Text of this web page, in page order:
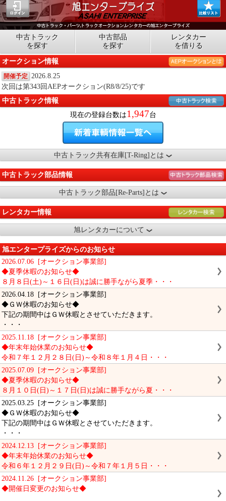
中古トラック
を探す
中古部品
を探す
レンタカー
を借りる
オークション情報
開催予定
2026.8.25
次回は第343回AEPオークション(R8/8/25)です
中古トラック情報
現在の登録台数は1,947台
中古トラック共有在庫[T-Ring]とは
中古トラック部品情報
中古トラック部品[Re-Parts]とは
レンタカー情報
旭レンタカーについて
旭エンタープライズからのお知らせ
2026.07.06 [オークション事業部]
◆夏季休暇のお知らせ◆
８月８日(土)～１６日(日)は誠に勝手ながら夏季・・・
2026.04.18 [オークション事業部]
◆ＧＷ休暇のお知らせ◆
下記の期間中はＧＷ休暇とさせていただきます。
・・・
2025.11.18 [オークション事業部]
◆年末年始休業のお知らせ◆
令和７年１２月２８日(日)～令和８年１月４日・・・
2025.07.09 [オークション事業部]
◆夏季休暇のお知らせ◆
８月１０日(日)～１７日(日)は誠に勝手ながら夏・・・
2025.03.25 [オークション事業部]
◆ＧＷ休暇のお知らせ◆
下記の期間中はＧＷ休暇とさせていただきます。
・・・
2024.12.13 [オークション事業部]
◆年末年始休業のお知らせ◆
令和６年１２月２９日(日)～令和７年１月５日・・・
2024.11.26 [オークション事業部]
◆開催日変更のお知らせ◆